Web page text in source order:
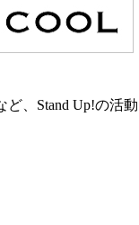
、Stand Up!の活